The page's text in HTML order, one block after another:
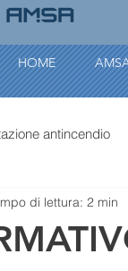
HOME
antincendio
di lettura: 2 min